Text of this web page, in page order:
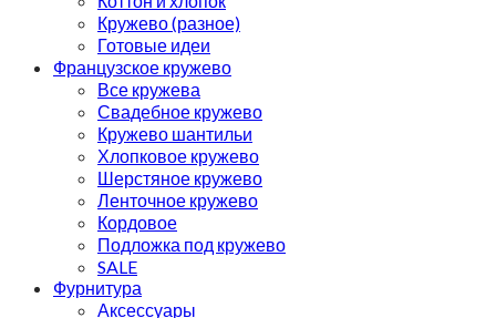
Кружево (разное)
Готовые идеи
Французское кружево
Все кружева
Свадебное кружево
Кружево шантильи
Хлопковое кружево
Шерстяное кружево
Ленточное кружево
Кордовое
Подложка под кружево
SALE
Фурнитура
Аксессуары